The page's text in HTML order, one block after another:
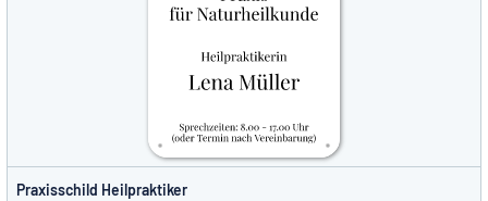
Praxisschild Heilpraktiker